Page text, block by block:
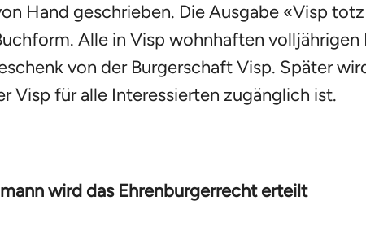
Hand geschrieben. Die Ausgabe «Visp
Alle in Visp wohnhaften volljährigen
von der Burgerschaft Visp. Später
Visp für alle Interessierten zugänglich ist.
wird das Ehrenburgerrecht erteilt